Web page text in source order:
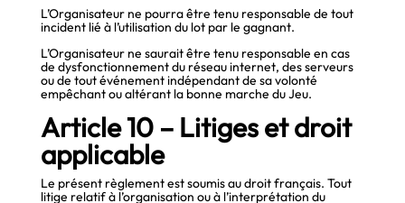
L’Organisateur ne pourra être tenu responsable de tout
incident lié à l’utilisation du lot par le gagnant.
L’Organisateur ne saurait être tenu responsable en cas
de dysfonctionnement du réseau internet, des serveurs
ou de tout événement indépendant de sa volonté
empêchant ou altérant la bonne marche du Jeu.
Article 10 – Litiges et droit
applicable
Le présent règlement est soumis au droit français. Tout
litige relatif à l’organisation ou à l’interprétation du